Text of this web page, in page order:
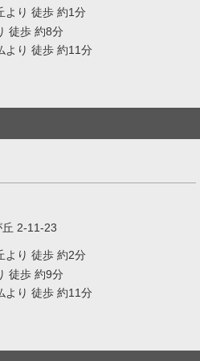
より 徒歩 約1分
徒歩 約8分
より 徒歩 約11分
2-11-23
より 徒歩 約2分
徒歩 約9分
より 徒歩 約11分